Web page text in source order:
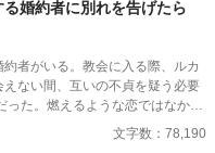
る婚約者に別れを告げたら
者がいる。教会に入る際、ルカ
ない間、互いの不貞を疑う必要
った。燃えるような恋ではなかっ
ていけたように思う。 けれ
ってしまった。その背景には二
文字数：78,190